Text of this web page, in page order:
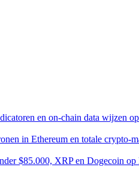
en on-chain data wijzen
in Ethereum en totale crypto-
$85.000, XRP en Dogecoin op